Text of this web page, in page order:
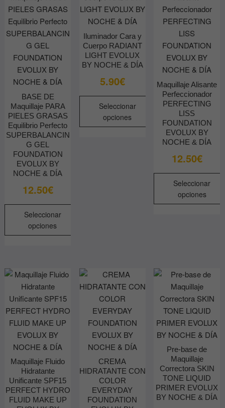
se
pueden
elegir
en
la
página
de
en
la
página
de
producto
BASE DE
Maquillaje PARA
PIELES GRASAS
Equilibrio Perfecto
SUPERBALANCIN
G GEL
FOUNDATION
EVOLUX BY
NOCHE & DÍA
12.50€
Seleccionar
opciones
múltiples
variantes.
Las
opciones
se
pueden
elegir
en
la
página
de
Iluminador Cara y
Cuerpo RADIANT
LIGHT EVOLUX
BY NOCHE & DÍA
5.90€
Seleccionar
opciones
página
de
producto
Maquillaje Alisante
Perfeccionador
PERFECTING
LISS
FOUNDATION
EVOLUX BY
NOCHE & DÍA
12.50€
Seleccionar
opciones
opciones
pueden
elegir
en
página
de
producto
Maquillaje Fluido
Hidratante
Unificante SPF15
PERFECT HYDRO
FLUID MAKE UP
CREMA
HIDRATANTE CON
COLOR
EVERYDAY
FOUNDATION
Pre-base de
Maquillaje
Correctora SKIN
TONE LIQUID
PRIMER EVOLUX
BY NOCHE & DÍA